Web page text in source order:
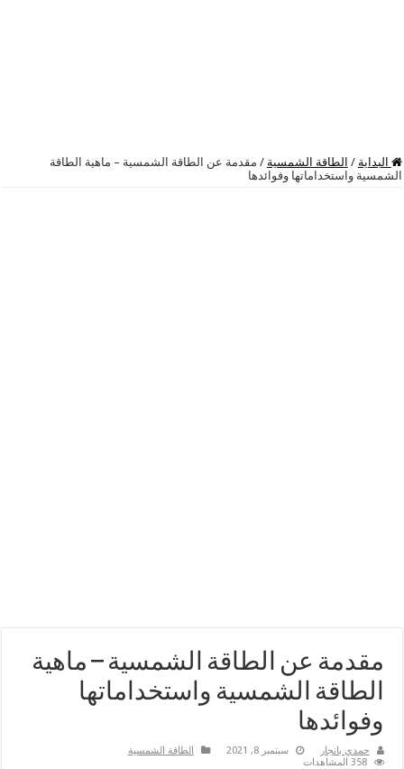
البداية / الطاقة الشمسية / مقدمة عن الطاقة الشمسية – ماهية الطاقة
الشمسية واستخداماتها وفوائدها
مقدمة عن الطاقة الشمسية – ماهية
الطاقة الشمسية واستخداماتها
وفوائدها
حمدي بانجار سبتمبر 8, 2021
الطاقة الشمسية
358 المشاهدات